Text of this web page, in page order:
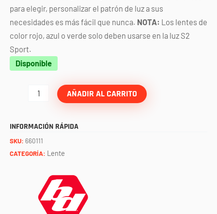
para elegir, personalizar el patrón de luz a sus
necesidades es más fácil que nunca. NOTA: Los lentes de
color rojo, azul o verde solo deben usarse en la luz S2
Sport.
Disponible
Lente
BAJA
AÑADIR AL CARRITO
INFORMACIÓN RÁPIDA
SKU: 660111
CATEGORÍA: Lente